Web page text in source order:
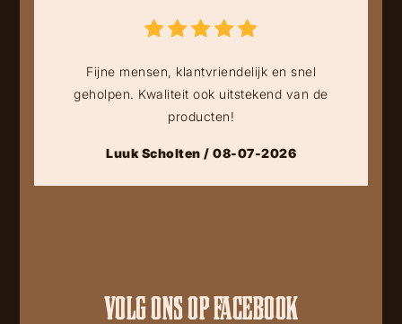
Fijne mensen, klantvriendelijk en snel
geholpen. Kwaliteit ook uitstekend van de
producten!
Luuk Scholten / 08-07-2026
VOLG ONS OP FACEBOOK